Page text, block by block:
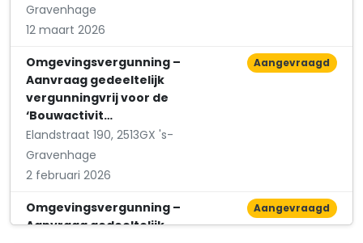
Gravenhage
12 maart 2026
Omgevingsvergunning –
Aanvraag gedeeltelijk
vergunningvrij voor de
‘Bouwactivit…
Elandstraat 190, 2513GX 's-
Gravenhage
Aangevraagd
2 februari 2026
Omgevingsvergunning –
Aanvraag gedeeltelijk
Aangevraagd